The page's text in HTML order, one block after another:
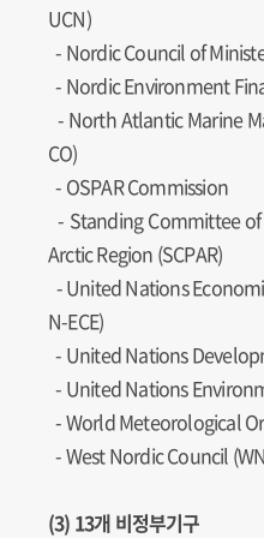
UCN)
- Nordic Council of
- Nordic Environment
- North Atlantic Marine
CO)
- OSPAR Commission
- Standing Committee
Arctic Region (SCPAR)
-United Nations
N-ECE)
- United Nations
- United Nations
- World Meteorological
- West Nordic Council
(3) 13개 비정부기구